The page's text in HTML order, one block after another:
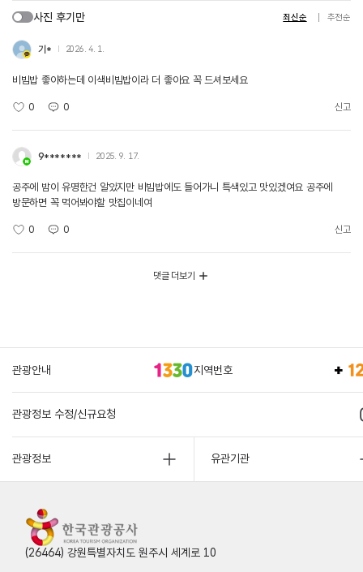
사진 후기만 최신순 추천순
기* 2026. 4. 1.
비빔밥 좋아하는데 이색비빔밥이라 더 좋아요 꼭 드셔보세요
0 0 신고
9******* 2025. 9. 17.
공주에 밤이 유명한건 알았지만 비빔밥에도 들어가니 특색있고 맛있겠여요 공주에
방문하면 꼭 먹어봐야할 맛집이네여
0 0 신고
댓글 더보기
관광안내 지역번호
관광정보 수정/신규요청
관광정보 유관기관
(26464) 강원특별자치도 원주시 세계로 10